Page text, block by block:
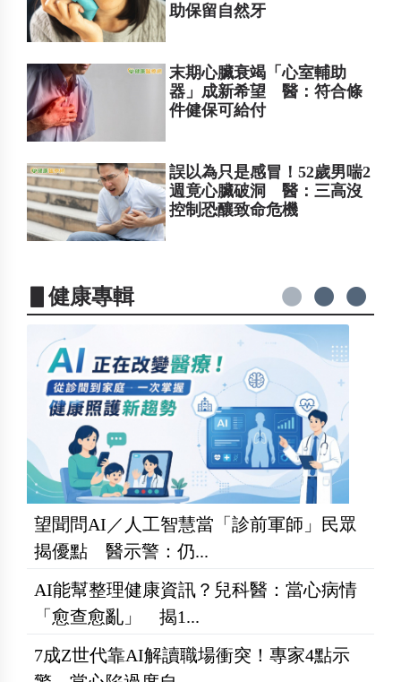
助保留自然牙
末期心臟衰竭「心室輔助
器」成新希望 醫：符合條
件健保可給付
誤以為只是感冒！52歲男喘2
週竟心臟破洞 醫：三高沒
控制恐釀致命危機
▋健康專輯
望聞問AI／人工智慧當「診前軍師」民眾
揭優點 醫示警：仍...
AI能幫整理健康資訊？兒科醫：當心病情
「愈查愈亂」 揭1...
7成Z世代靠AI解讀職場衝突！專家4點示